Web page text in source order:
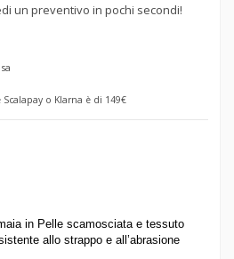
un preventivo in pochi secondi!
o Klarna è di 149€
in Pelle scamosciata e tessuto
allo strappo e all’abrasione